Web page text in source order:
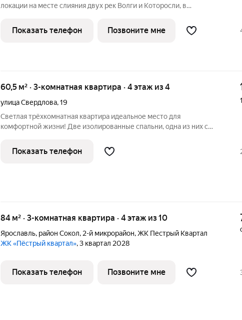
локации на месте слияния двух рек Волги и Которосли, в
Иоанна Златоуста и памятник 18 века. Проект граничит с
природным парком на
Показать телефон Позвоните мне
60,5 м² · 3-комнатная квартира · 4 этаж из 4
улица Свердлова,19
Светлая трёхкомнатная квартира идеальное место для
комфортной жизни! Две изолированные спальни, одна из них с
французским балконом создают пространство для уюта и отдыха.
В ванной комнате есть окно,
Показать телефон
84 м² · 3-комнатная квартира · 4 этаж из 10
Ярославль, район Сокол, 2-й микрорайон,ЖК Пестрый Квартал
ЖК «Пёстрый квартал», 3 квартал 2028
Показать телефон Позвоните мне